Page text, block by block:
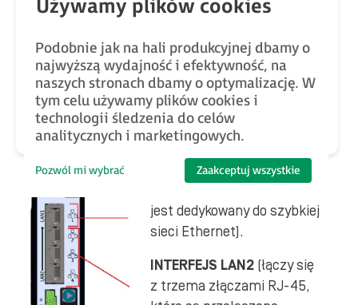
aplikacji (obecnie jeszcze
INTERFEJS LAN1(połączony
jest z najwyżej położonym
złączem RJ-45; wbudowany
port Ethernet LAN1 może
być używany do komunikacji
z oprogramowaniem PME
jest dedykowany do szybkiej
sieci Ethernet).
INTERFEJS LAN2 (łączy się
z trzema złączami RJ-45,
Podobnie jak na hali produkcyjnej dbamy o
najwyższą wydajność i efektywność, na
naszych stronach dbamy o optymalizację. W
tym celu używamy plików cookies i
technologii śledzenia do celów
analitycznych i marketingowych.
Pozwól mi wybrać Zaakceptuj wszystkie